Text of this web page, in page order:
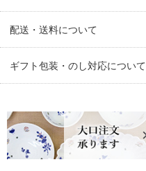
配送・送料について
ギフト包装・のし対応について